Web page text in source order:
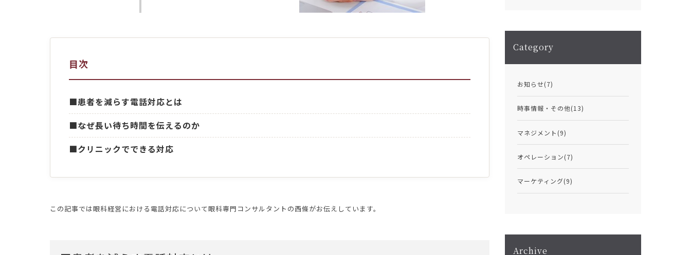
目次
■患者を減らす電話対応とは
■なぜ長い待ち時間を伝えるのか
■クリニックでできる対応
この記事では眼科経営における電話対応について眼科専門コンサルタントの西條がお伝えしています。
Category
お知らせ(7)
時事情報・その他(13)
マネジメント (9)
オペレーション(7)
マーケティング(9)
Archive